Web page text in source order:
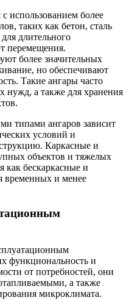
с использованием более
таких как бетон, сталь
длительного
перемещения.
более значительных
но обеспечивают
Такие ангары часто
нужд, а также для хранения
типами ангаров зависит
условий и
Каркасные и
объектов и тяжелых
как бескаркасные и
временных и менее
функциональность и
от потребностей, они
а также
микроклимата.